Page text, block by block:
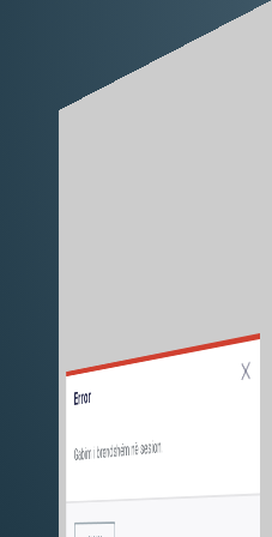
Error
Gabim i brendshëm në sesion.